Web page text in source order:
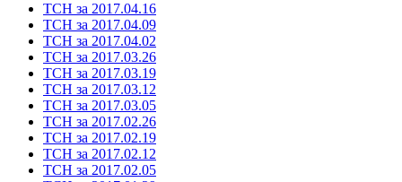
ТСН за 2017.04.16
ТСН за 2017.04.09
ТСН за 2017.04.02
ТСН за 2017.03.26
ТСН за 2017.03.19
ТСН за 2017.03.12
ТСН за 2017.03.05
ТСН за 2017.02.26
ТСН за 2017.02.19
ТСН за 2017.02.12
ТСН за 2017.02.05